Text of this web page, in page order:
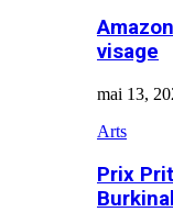
visage
mai 13,
Arts
Prix